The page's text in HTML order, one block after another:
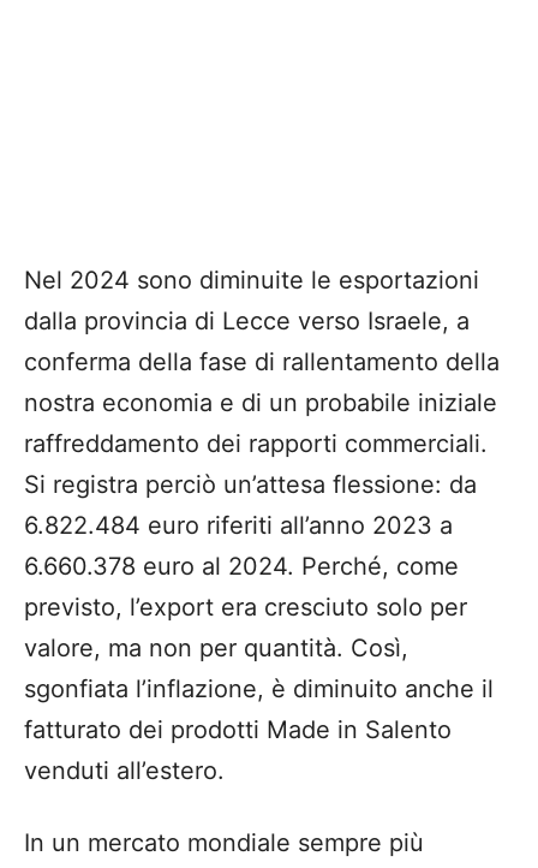
Nel 2024 sono diminuite le esportazioni
dalla provincia di Lecce verso Israele, a
conferma della fase di rallentamento della
nostra economia e di un probabile iniziale
raffreddamento dei rapporti commerciali.
Si registra perciò un’attesa flessione: da
6.822.484 euro riferiti all’anno 2023 a
6.660.378 euro al 2024. Perché, come
previsto, l’export era cresciuto solo per
valore, ma non per quantità. Così,
sgonfiata l’inflazione, è diminuito anche il
fatturato dei prodotti Made in Salento
venduti all’estero.
In un mercato mondiale sempre più